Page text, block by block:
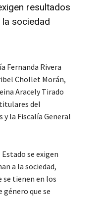
resultados
sociedad
Fernanda Rivera
Chollet Morán,
Aracely Tirado
del
la Fiscalía General
se exigen
a la sociedad,
se tienen en los
que se